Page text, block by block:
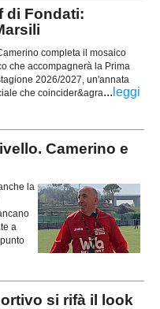
di Fondati:
completa il mosaico
che accompagnerà la Prima
2026/2027, un'annata
che coincider&agra... leggi
Camerino e
la
a
si rifà il look